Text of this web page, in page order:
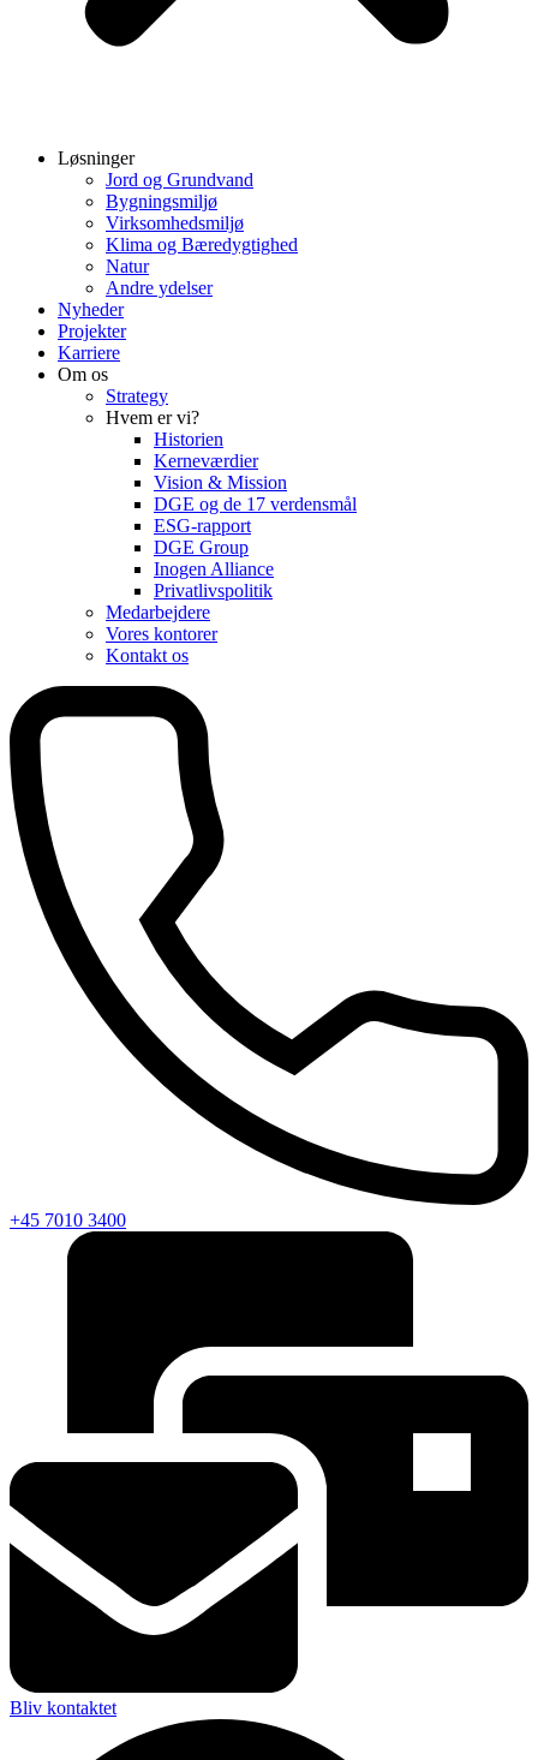
Løsninger
Jord og Grundvand
Bygningsmiljø
Virksomhedsmiljø
Klima og Bæredygtighed
Natur
Andre ydelser
Nyheder
Projekter
Karriere
Om os
Strategy
Hvem er vi?
Historien
Kerneværdier
Vision & Mission
DGE og de 17 verdensmål
ESG-rapport
DGE Group
Inogen Alliance
Privatlivspolitik
Medarbejdere
Vores kontorer
Kontakt os
+45 7010 3400
Bliv kontaktet